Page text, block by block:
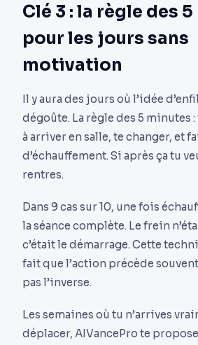
Clé 3 : la règle des
pour les jours sans
motivation
Il y aura des jours où l’idée
dégoûte. La règle des 5 minutes :
à arriver en salle, te changer, et
d’échauffement. Si après ça tu
rentres.
Dans 9 cas sur 10, une fois
la séance complète. Le frein
c’était le démarrage. Cette
fait que l’action précède
pas l’inverse.
Les semaines où tu n’arrives
déplacer, AIVancePro te